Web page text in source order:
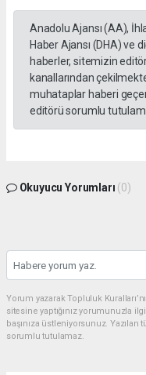
Anadolu Ajansı (AA),
Haber Ajansı (DHA) ve
haberler, sitemizin
kanallarından
muhataplar haberi
editörü sorumlu
Okuyucu Yorumları (0)
Yorum yazarak Topluluk
sitesine yaptığınız yorumunuzla
başınıza üstleniyorsunuz.
sorumlu tutulamaz.